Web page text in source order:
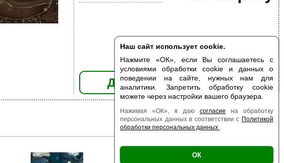
Наш сайт использует cookie.
Нажмите «ОК», если Вы соглашаетесь с
условиями обработки cookie и данных о
поведении на сайте, нужных нам для
аналитики. Запретить обработку cookie
можете через настройки вашего браузера.
Нажимая «ОК», я даю согласие на обработку
персональных данных в соответствии с Политикой
обработки персональных данных .
ОК
ДОБАВИТЬ В КОРЗИНУ
Есть образец | Поверхность |